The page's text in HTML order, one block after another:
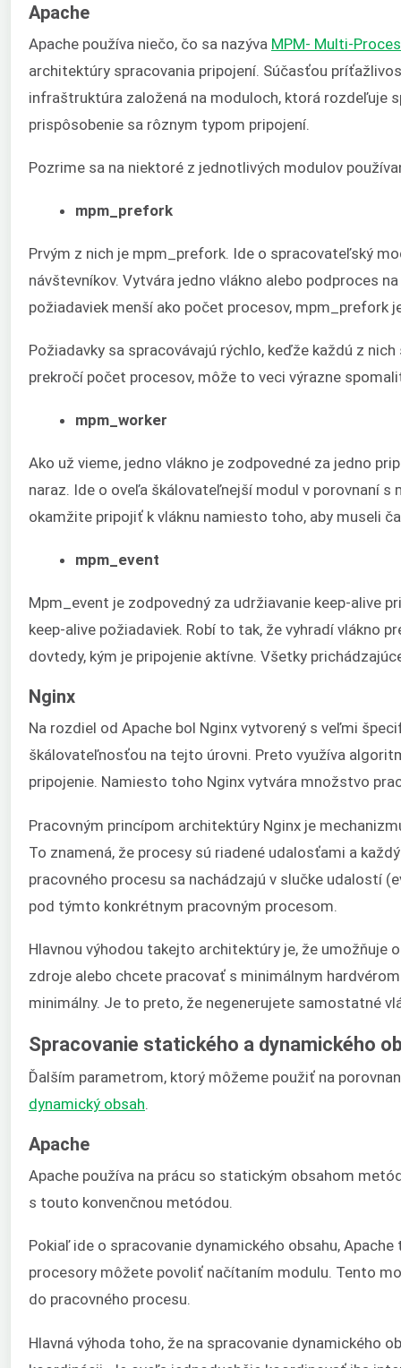
Apache
Apache používa niečo, čo sa nazýva MPM- Multi-
architektúry spracovania pripojení. Súčasťou
infraštruktúra založená na moduloch, ktorá rozdeľuje
prispôsobenie sa rôznym typom pripojení.
Pozrime sa na niektoré z jednotlivých modulov
mpm_prefork
Prvým z nich je mpm_prefork. Ide o spracovateľský
návštevníkov. Vytvára jedno vlákno alebo podproces
požiadaviek menší ako počet procesov, mpm_prefork
Požiadavky sa spracovávajú rýchlo, keďže každú z
prekročí počet procesov, môže to veci výrazne
mpm_worker
Ako už vieme, jedno vlákno je zodpovedné za jedno
naraz. Ide o oveľa škálovateľnejší modul v porovnaní
okamžite pripojiť k vláknu namiesto toho, aby museli
mpm_event
Mpm_event je zodpovedný za udržiavanie keep-alive
keep-alive požiadaviek. Robí to tak, že vyhradí vlákno
dovtedy, kým je pripojenie aktívne. Všetky
Nginx
Na rozdiel od Apache bol Nginx vytvorený s veľmi
škálovateľnosťou na tejto úrovni. Preto využíva
pripojenie. Namiesto toho Nginx vytvára množstvo
Pracovným princípom architektúry Nginx je
To znamená, že procesy sú riadené udalosťami a
pracovného procesu sa nachádzajú v slučke udalostí
pod týmto konkrétnym pracovným procesom.
Hlavnou výhodou takejto architektúry je, že umožňuje
zdroje alebo chcete pracovať s minimálnym
minimálny. Je to preto, že negenerujete samostatné
Spracovanie statického a dynamického
Ďalším parametrom, ktorý môžeme použiť na
dynamický obsah
Apache
Apache používa na prácu so statickým obsahom
s touto konvenčnou metódou.
Pokiaľ ide o spracovanie dynamického obsahu,
procesory môžete povoliť načítaním modulu. Tento
do pracovného procesu.
Hlavná výhoda toho, že na spracovanie dynamického